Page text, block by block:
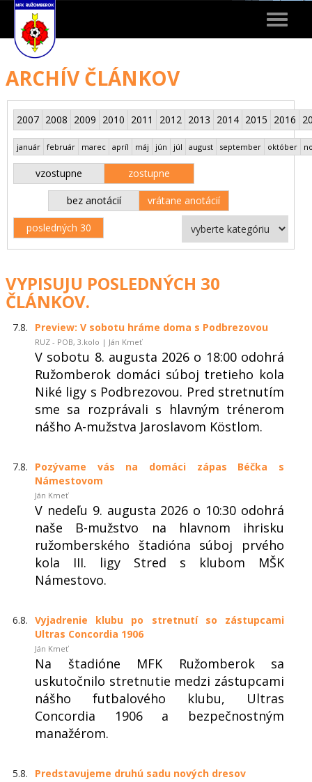
Toggle
ARCHÍV ČLÁNKOV
2007 2008 2009 2010 2011 2012 2013 2014 2015 2016
január február marec apríl máj jún júl august september október
vzostupne zostupne
bez anotácií vrátane anotácií
posledných 30
VYPISUJU POSLEDNÝCH 30
ČLÁNKOV.
7.8. Preview: V sobotu hráme doma s Podbrezovou
RUZ - POB, 3.kolo | Ján Kmeť
V sobotu 8. augusta 2026 o 18:00 odohrá
Ružomberok domáci súboj tretieho kola
Niké ligy s Podbrezovou. Pred stretnutím
sme sa rozprávali s hlavným trénerom
nášho A-mužstva Jaroslavom Köstlom.
7.8.
Pozývame vás na domáci zápas Béčka s
Námestovom
Ján Kmeť
V nedeľu 9. augusta 2026 o 10:30 odohrá
naše B-mužstvo na hlavnom ihrisku
ružomberského štadióna súboj prvého
kola III. ligy Stred s klubom MŠK
Námestovo.
6.8. Vyjadrenie klubu po stretnutí so zástupcami
Ultras Concordia 1906
Ján Kmeť
Na štadióne MFK Ružomberok sa
uskutočnilo stretnutie medzi zástupcami
nášho futbalového klubu, Ultras
Concordia 1906 a bezpečnostným
manažérom.
5.8. Predstavujeme druhú sadu nových dresov